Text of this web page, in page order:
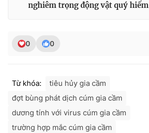
nghiêm trọng động vật quý hiếm
0 0
Từ khóa:
tiêu hủy gia cầm
đợt bùng phát dịch cúm gia cầm
dương tính với virus cúm gia cầm
trường hợp mắc cúm gia cầm